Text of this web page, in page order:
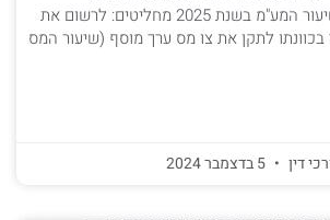
ההחלטה: העלאת שיעור המע"מ בשנת 2025 מחליטים: לרשום את
לתקן את צו מס ערך מוסף (שיעור המס
דין